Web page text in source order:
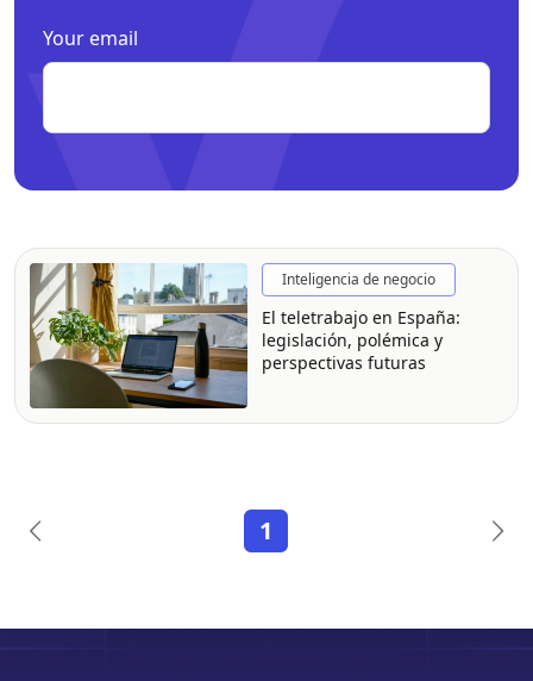
Your email
Inteligencia de negocio
El teletrabajo en España:
legislación, polémica y
perspectivas futuras
1